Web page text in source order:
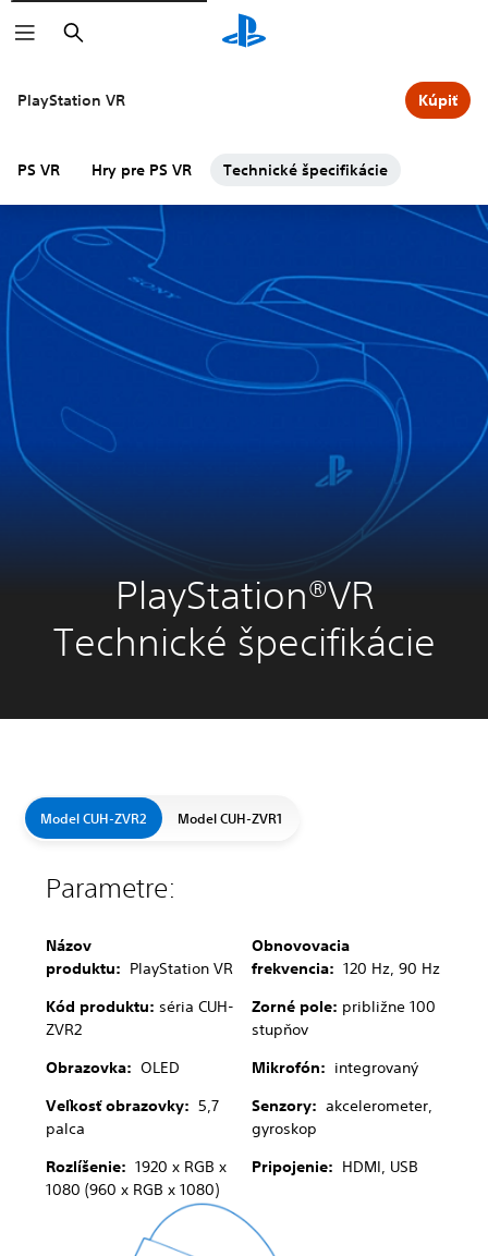
Vyhľadať
PlayStation VR
PS VR Hry pre PS VR Technické špecifikácie
Kúpiť
PlayStation®VR
Technické špecifikácie
Model CUH-ZVR2 Model CUH-ZVR1
Parametre:
Názov
produktu: PlayStation VR
Kód produktu: séria CUH-
ZVR2
Obrazovka: OLED
Veľkosť obrazovky: 5,7
palca
Rozlíšenie: 1920 x RGB x
1080 (960 x RGB x 1080)
Obnovovacia
frekvencia: 120 Hz, 90 Hz
Zorné pole: približne 100
stupňov
Mikrofón: integrovaný
Senzory: akcelerometer,
gyroskop
Pripojenie: HDMI, USB